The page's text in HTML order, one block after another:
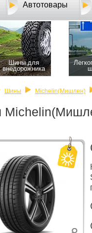
Автотовары
Шины для
внедорожника
Шины Michelin(Мишлен)